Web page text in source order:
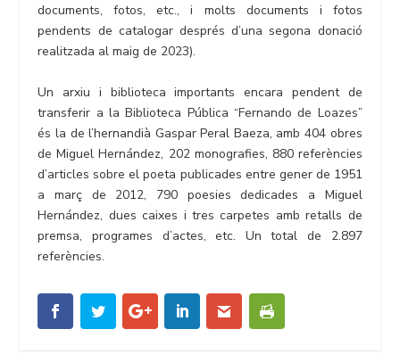
documents, fotos, etc., i molts documents i fotos
pendents de catalogar després d’una segona donació
realitzada al maig de 2023).
Un arxiu i biblioteca importants encara pendent de
transferir a la Biblioteca Pública “Fernando de Loazes”
és la de l’hernandià Gaspar Peral Baeza, amb 404 obres
de Miguel Hernández, 202 monografies, 880 referències
d’articles sobre el poeta publicades entre gener de 1951
a març de 2012, 790 poesies dedicades a Miguel
Hernández, dues caixes i tres carpetes amb retalls de
premsa, programes d’actes, etc. Un total de 2.897
referències.